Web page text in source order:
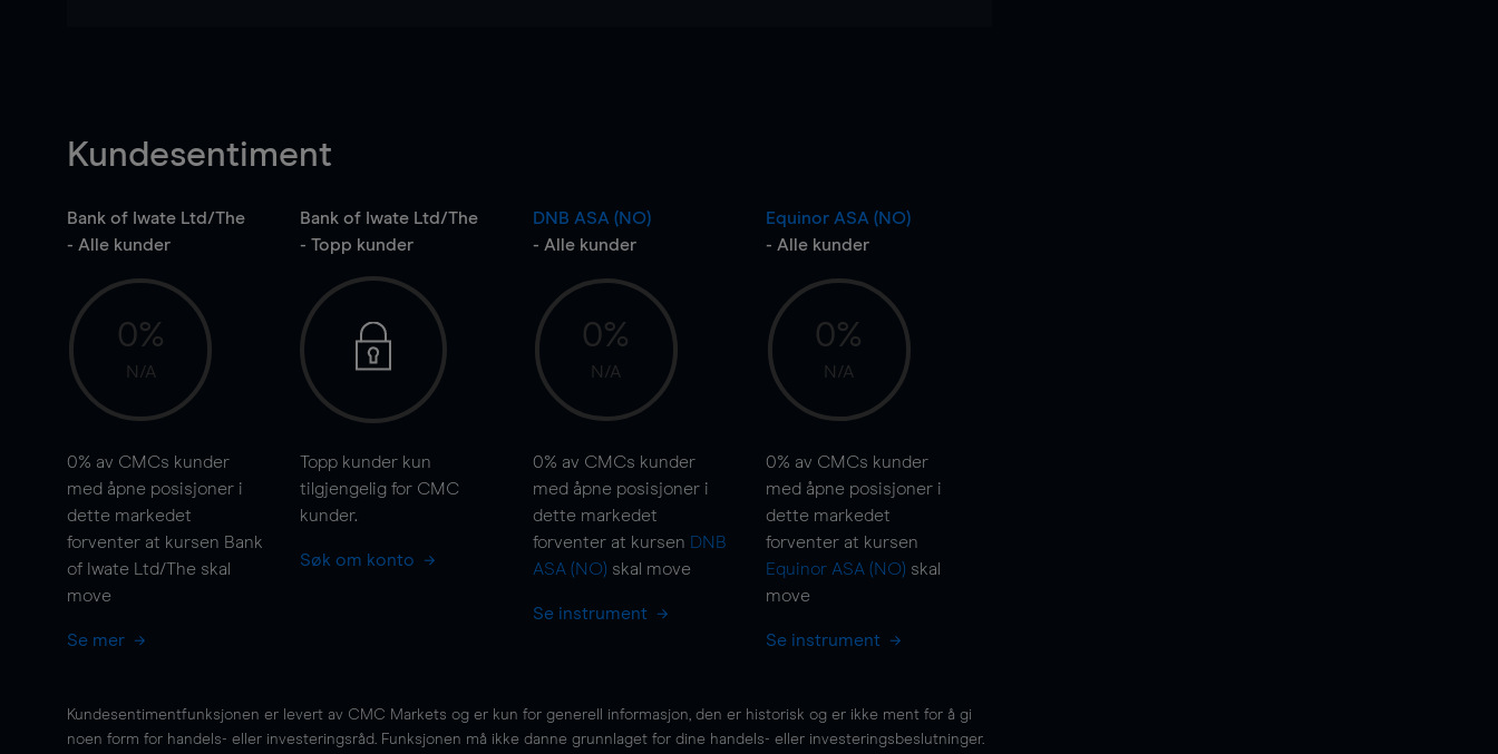
Kundesentiment
Bank of Iwate Ltd/The
- Alle kunder
0%
N/A
0% av CMCs kunder
med åpne posisjoner i
dette markedet
forventer at kursen Bank
of Iwate Ltd/The skal
move
Se mer
Bank of Iwate Ltd/The
- Topp kunder
Topp kunder kun
tilgjengelig for CMC
kunder.
Søk om konto
DNB ASA (NO)
- Alle kunder
0%
N/A
0% av CMCs kunder
med åpne posisjoner i
dette markedet
forventer at kursen DNB
ASA (NO) skal move
Se instrument
Equinor ASA (NO)
- Alle kunder
0%
N/A
0% av CMCs kunder
med åpne posisjoner i
dette markedet
forventer at kursen
Equinor ASA (NO) skal
move
Se instrument
Kundesentimentfunksjonen er levert av CMC Markets og er kun for generell informasjon, den er historisk og er ikke ment for å gi
noen form for handels- eller investeringsråd. Funksjonen må ikke danne grunnlaget for dine handels- eller investeringsbeslutninger.